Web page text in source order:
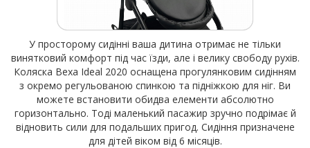
У просторому сидінні ваша дитина отримає не тільки
винятковий комфорт під час їзди, але і велику свободу рухів.
Коляска Bexa Ideal 2020 оснащена прогулянковим сидінням
з окремо регульованою спинкою та підніжкою для ніг. Ви
можете встановити обидва елементи абсолютно
горизонтально. Тоді маленький пасажир зручно подрімає й
відновить сили для подальших пригод. Сидіння призначене
для дітей віком від 6 місяців.